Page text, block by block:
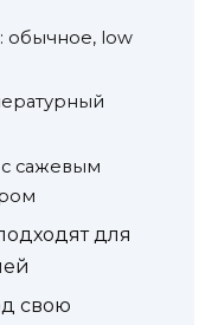
обычное, low
сажевым
для
свою